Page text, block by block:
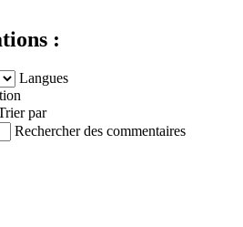
:
Langues
par
Rechercher des commentaires